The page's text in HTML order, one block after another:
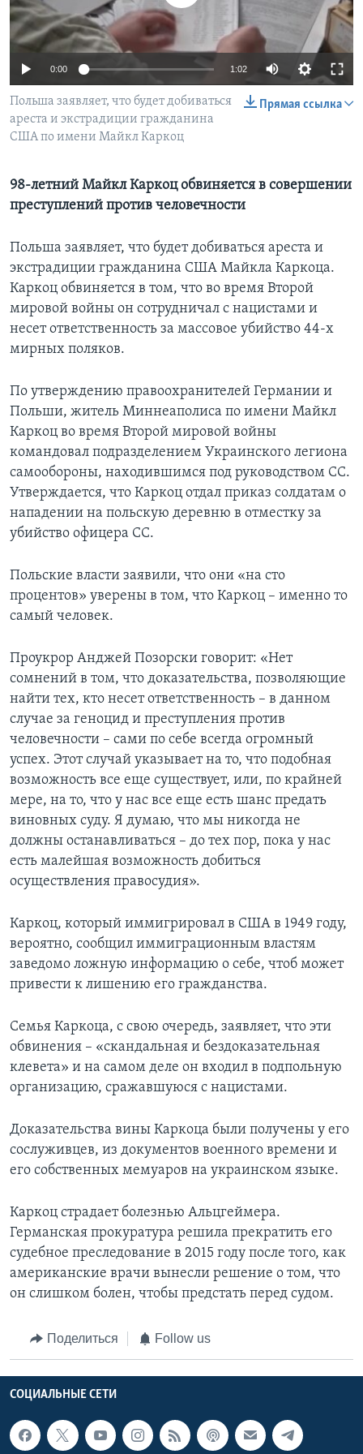
Learning English
СОЦИАЛЬНЫЕ СЕТИ
0:00 1:02
Прямая ссылка
Польша заявляет, что будет добиваться
ареста и экстрадиции гражданина
США по имени Майкл Каркоц
98-летний Майкл Каркоц обвиняется в совершении
преступлений против человечности
Польша заявляет, что будет добиваться ареста и
экстрадиции гражданина США Майкла Каркоца.
Каркоц обвиняется в том, что во время Второй
мировой войны он сотрудничал с нацистами и
несет ответственность за массовое убийство 44-х
мирных поляков.
По утверждению правоохранителей Германии и
Польши, житель Миннеаполиса по имени Майкл
Каркоц во время Второй мировой войны
командовал подразделением Украинского легиона
самообороны, находившимся под руководством СС.
Утверждается, что Каркоц отдал приказ солдатам о
нападении на польскую деревню в отместку за
убийство офицера СС.
Польские власти заявили, что они «на сто
процентов» уверены в том, что Каркоц – именно то
самый человек.
Проукрор Анджей Позорски говорит: «Нет
сомнений в том, что доказательства, позволяющие
найти тех, кто несет ответственность – в данном
случае за геноцид и преступления против
человечности – сами по себе всегда огромный
успех. Этот случай указывает на то, что подобная
возможность все еще существует, или, по крайней
мере, на то, что у нас все еще есть шанс предать
виновных суду. Я думаю, что мы никогда не
должны останавливаться – до тех пор, пока у нас
есть малейшая возможность добиться
осуществления правосудия».
Каркоц, который иммигрировал в США в 1949 году,
вероятно, сообщил иммиграционным властям
заведомо ложную информацию о себе, чтоб может
привести к лишению его гражданства.
Семья Каркоца, с свою очередь, заявляет, что эти
обвинения – «скандальная и бездоказательная
клевета» и на самом деле он входил в подпольную
организацию, сражавшуюся с нацистами.
Доказательства вины Каркоца были получены у его
сослуживцев, из документов военного времени и
его собственных мемуаров на украинском языке.
Каркоц страдает болезнью Альцгеймера.
Германская прокуратура решила прекратить его
судебное преследование в 2015 году после того, как
американские врачи вынесли решение о том, что
он слишком болен, чтобы предстать перед судом.
Поделиться Follow us
СОЦИАЛЬНЫЕ СЕТИ